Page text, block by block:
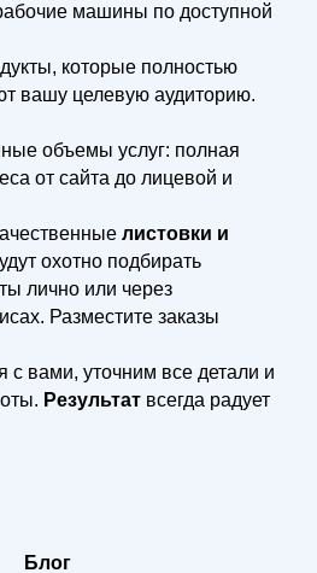
машины по доступной
которые полностью
вашу целевую аудиторию.
объемы услуг: полная
от сайта до лицевой и
листовки и
охотно подбирать
лично или через
Разместите заказы
вами, уточним все детали и
Результат всегда радует
Блог